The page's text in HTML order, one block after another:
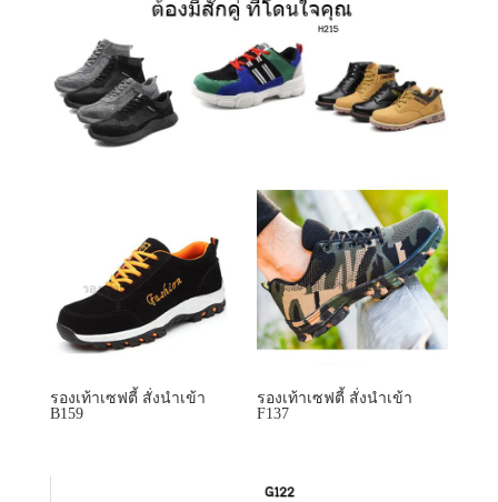
รองเท้าเซฟตี้ สั่งนำเข้า
B159
รองเท้าเซฟตี้ สั่งนำเข้า
F137